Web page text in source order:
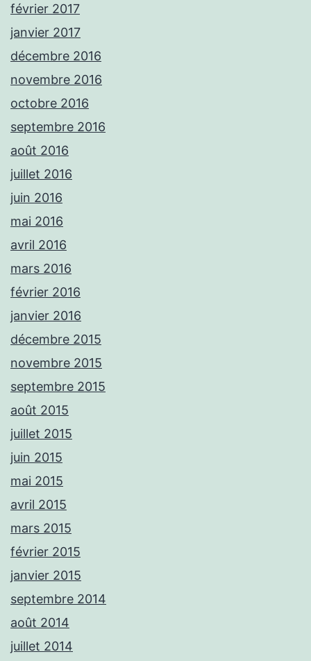
février 2017
janvier 2017
décembre 2016
novembre 2016
octobre 2016
septembre 2016
août 2016
juillet 2016
juin 2016
mai 2016
avril 2016
mars 2016
février 2016
janvier 2016
décembre 2015
novembre 2015
septembre 2015
août 2015
juillet 2015
juin 2015
mai 2015
avril 2015
mars 2015
février 2015
janvier 2015
septembre 2014
août 2014
juillet 2014